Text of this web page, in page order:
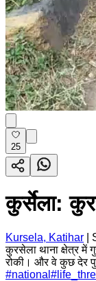
25
कुर्सेला:
Kursela, Katihar
कुरसेला थाना क्षेत्र में
रोकी। और वे कुछ देर
#national #